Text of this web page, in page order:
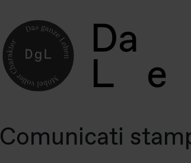
Da
L e
Comunicati